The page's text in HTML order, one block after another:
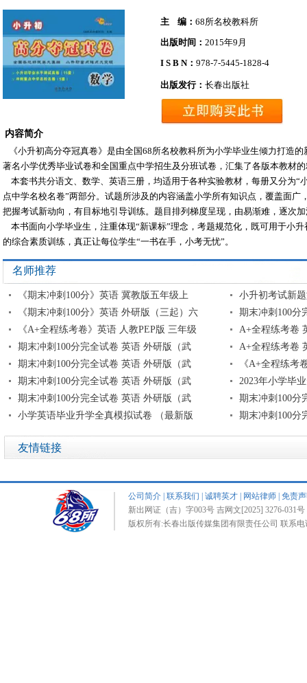
主 编： 68所名校教科所
出版时间： 2015年9月
I S B N： 978-7-5445-1828-4
出版发行： 长春出版社
内容简介
《小升初高分夺冠真卷》是由全国68所名校教科所为小学毕业生倾力打造
著名小学优秀毕业试卷和全国重点中学招生及分班试卷，汇集了各版本教材
本套书共分语文、数学、英语三册，均适用于各种实验教材，每册又分为“
点中学名校名卷”两部分。试题所涉及的内容涵盖小学所有知识点，覆盖面广
把握考试新动向，有目标地引导训练。题目排列梯度呈现，由易渐难，逐次
本书面向小学毕业生，注重体现“新课标”理念，考题规范化，既可用于小
的综合素质训练，真正让每位学生“一书在手，小考无忧”。
名师推荐
《期末冲刺100分》英语 冀教版五年级上
《期末冲刺100分》英语 外研版（三起）六
《A+全程练考卷》英语 人教PEP版 三年级
期末冲刺100分完全试卷 英语 外研版（武
期末冲刺100分完全试卷 英语 外研版（武
期末冲刺100分完全试卷 英语 外研版（武
期末冲刺100分完全试卷 英语 外研版（武
小学英语毕业升学全真模拟试卷 （最新版
小升初考试新
期末冲刺100分
A+全程练考卷
A+全程练考卷
《A+全程练考
2023年小学毕
期末冲刺100分
期末冲刺100分
友情链接
公司简介 联系我们 诚聘英才 网站律师 免责
新出网证（吉）字003号 吉网文[2025] 3276-031
版权所有:长春出版传媒集团有限责任公司 联系电